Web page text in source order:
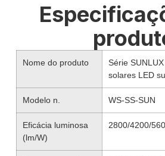
Nome do produto
Série
solares LED
Modelo n. WS-SS-SUN
Eficácia luminosa
(lm/W)
2800/4200/